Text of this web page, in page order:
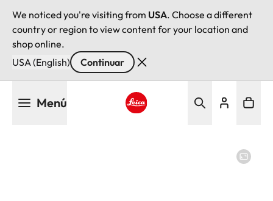
We noticed you're visiting from USA. Choose a different
country or region to view content for your location and
shop online.
USA (English)
Continuar
Menú